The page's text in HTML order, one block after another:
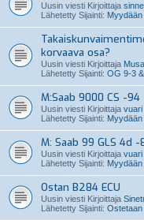
Uusin viesti Kirjoittaja
Lähetetty Sijainti: Myydään
korvaava osa?
Uusin viesti Kirjoittaja
Lähetetty Sijainti: OG 9-3
M:Saab 9000 CS -94
Uusin viesti Kirjoittaja vuari
Lähetetty Sijainti: Myydään
M: Saab 99 GLS 4d -
Uusin viesti Kirjoittaja vuari
Lähetetty Sijainti: Myydään
Ostan B284 ECU
Uusin viesti Kirjoittaja
Lähetetty Sijainti: